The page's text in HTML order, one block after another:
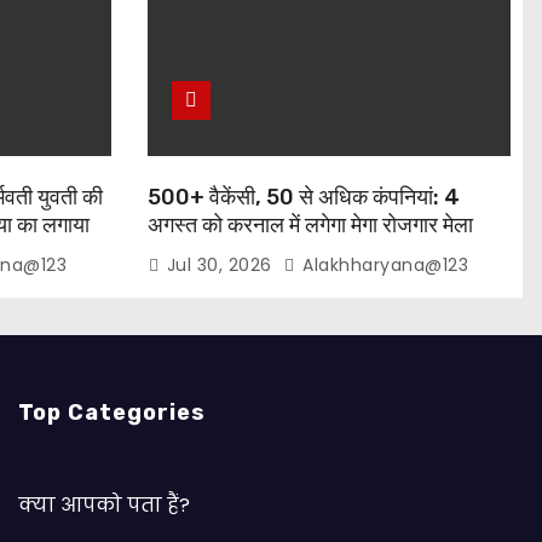
युवती की
का लगाया
500+ वैकेंसी, 50 से अधिक कंपनियां: 4
अगस्त को करनाल में लगेगा मेगा रोजगार मेला
Jul 30, 2026 Alakhharyana@123
Top Categories
क्या आपको पता हैं?